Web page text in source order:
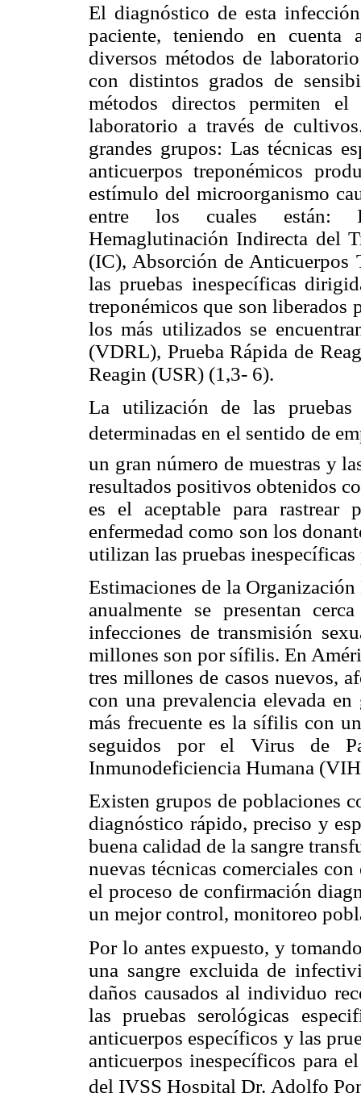
El diagnóstico de esta
paciente, teniendo en cuenta
diversos métodos de
con distintos grados de
métodos directos permiten
laboratorio a través de
grandes grupos: Las técnicas
anticuerpos treponémicos
estímulo del microorganismo
entre los cuales están:
Hemaglutinación Indirecta del
(IC), Absorción de Anticuerpos
las pruebas inespecíficas
treponémicos que son liberados
los más utilizados se
(VDRL), Prueba Rápida de
Reagin (USR) (1,3- 6).
La utilización de las pruebas
determinadas en el sentido de
un gran número de muestras y
resultados positivos obtenidos
es el aceptable para rastrear
enfermedad como son los
utilizan las pruebas
Estimaciones de la
anualmente se presentan
infecciones de transmisión
millones son por sífilis. En
tres millones de casos nuevos,
con una prevalencia elevada
más frecuente es la sífilis con
seguidos por el Virus de
Inmunodeficiencia Humana
Existen grupos de poblaciones
diagnóstico rápido, preciso y
buena calidad de la sangre
nuevas técnicas comerciales
el proceso de confirmación
un mejor control, monitoreo
Por lo antes expuesto, y
una sangre excluida de
daños causados al individuo
las pruebas serológicas
anticuerpos específicos y las
anticuerpos inespecíficos para
del IVSS Hospital Dr. Adolfo